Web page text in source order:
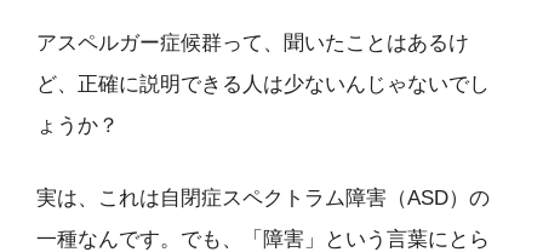
アスペルガー症候群って、聞いたことはあるけ
ど、正確に説明できる人は少ないんじゃないでし
ょうか？
実は、これは自閉症スペクトラム障害（ASD）の
一種なんです。でも、「障害」という言葉にとら